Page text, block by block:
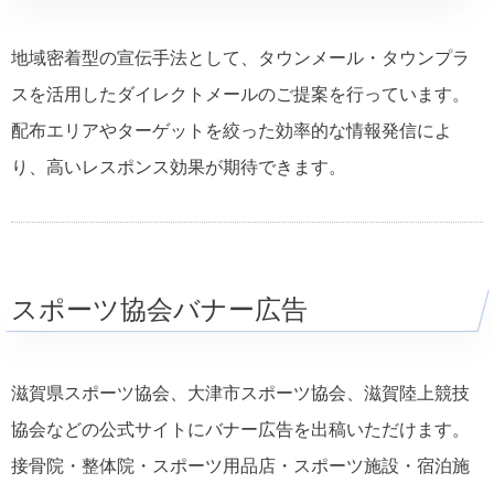
地域密着型の宣伝手法として、タウンメール・タウンプラ
スを活用したダイレクトメールのご提案を行っています。
配布エリアやターゲットを絞った効率的な情報発信によ
り、高いレスポンス効果が期待できます。
スポーツ協会バナー広告
滋賀県スポーツ協会、大津市スポーツ協会、滋賀陸上競技
協会などの公式サイトにバナー広告を出稿いただけます。
接骨院・整体院・スポーツ用品店・スポーツ施設・宿泊施